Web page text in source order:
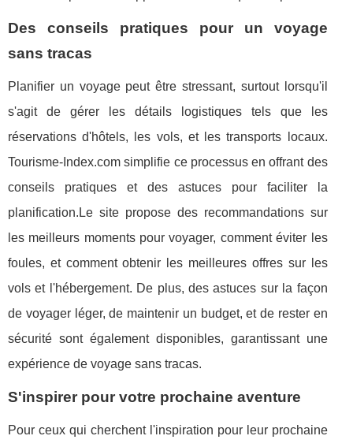
Des conseils pratiques pour un voyage
sans tracas
Planifier un voyage peut être stressant, surtout lorsqu'il
s'agit de gérer les détails logistiques tels que les
réservations d'hôtels, les vols, et les transports locaux.
Tourisme-Index.com simplifie ce processus en offrant des
conseils pratiques et des astuces pour faciliter la
planification.Le site propose des recommandations sur
les meilleurs moments pour voyager, comment éviter les
foules, et comment obtenir les meilleures offres sur les
vols et l'hébergement. De plus, des astuces sur la façon
de voyager léger, de maintenir un budget, et de rester en
sécurité sont également disponibles, garantissant une
expérience de voyage sans tracas.
S'inspirer pour votre prochaine aventure
Pour ceux qui cherchent l'inspiration pour leur prochaine